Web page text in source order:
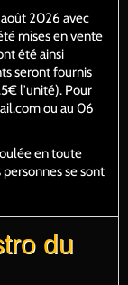
août 2026 avec
mises en vente
été ainsi
seront fournis
l'unité). Pour
ou au 06
en toute
se sont
du